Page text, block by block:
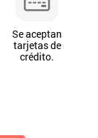
Se aceptan
tarjetas de
crédito.